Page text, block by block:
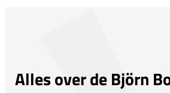
Alles over de Björn